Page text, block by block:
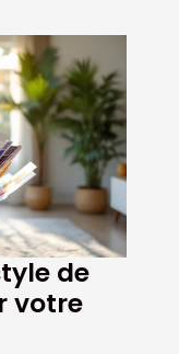
de
votre